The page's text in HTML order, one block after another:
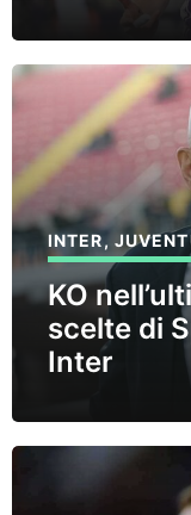
INTER,
KO
scelte di
Inter